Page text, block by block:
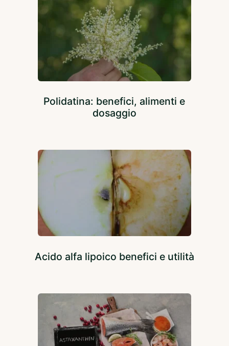
Polidatina: benefici, alimenti e
dosaggio
Acido alfa lipoico benefici e utilità